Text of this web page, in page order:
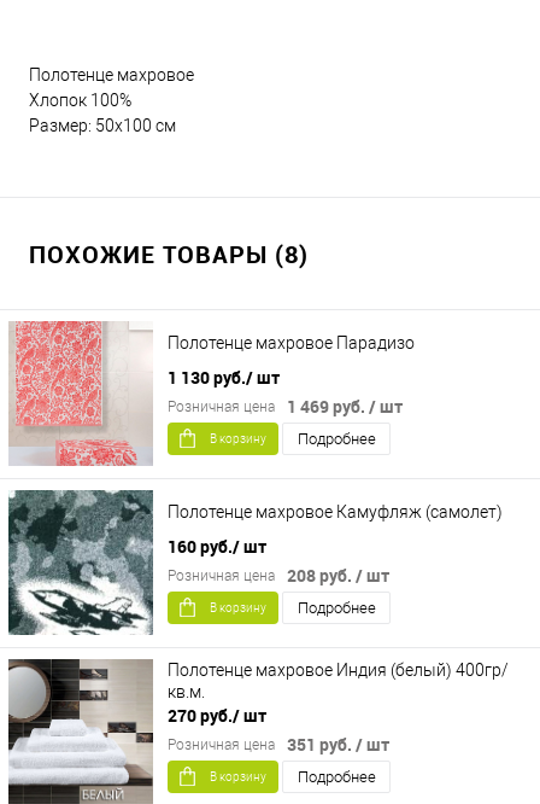
Полотенце махровое
Хлопок 100%
Размер: 50x100 см
ПОХОЖИЕ ТОВАРЫ (8)
Полотенце махровое Парадизо
1 130 руб./ шт
1 469 руб. / шт
Розничная цена
В корзину Подробнее
Полотенце махровое Камуфляж (самолет)
160 руб./ шт
208 руб. / шт
Розничная цена
В корзину Подробнее
Полотенце махровое Индия (белый) 400гр/
кв.м.
270 руб./ шт
351 руб. / шт
Розничная цена
В корзину Подробнее